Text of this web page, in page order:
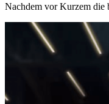
Nachdem vor Kurzem die